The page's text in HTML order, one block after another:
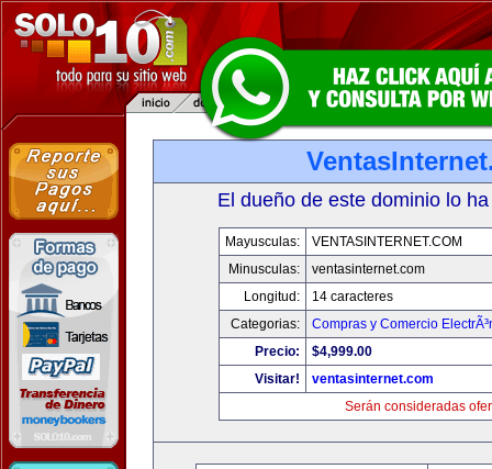
El dueño de este dominio lo
Mayusculas:
VENTASINTERNET.COM
Minusculas:
ventasinternet.com
Longitud:
14 caracteres
Categorias:
Compras y Comercio
Precio:
$4,999.00
Visitar!
ventasinternet.com
Serán consideradas